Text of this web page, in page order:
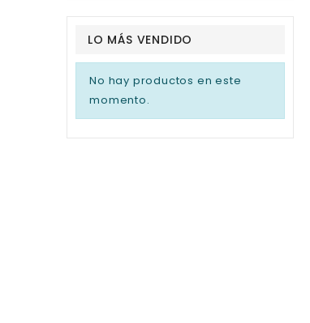
LO MÁS VENDIDO
No hay productos en este
momento.